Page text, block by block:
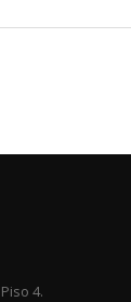
4.